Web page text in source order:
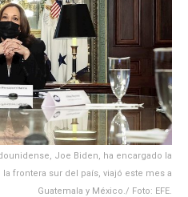
Joe Biden, ha encargado la
frontera sur del país, viajó este mes a
Guatemala y México./ Foto: EFE.